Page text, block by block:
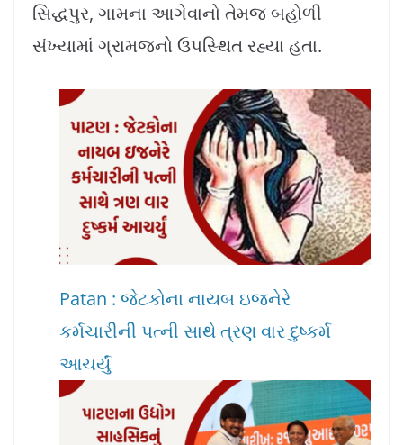
સિદ્ધપુર, ગામના આગેવાનો તેમજ બહોળી
સંખ્યામાં ગ્રામજનો ઉપસ્થિત રહ્યા હતા.
Patan : જેટકોના નાયબ ઇજનેરે
કર્મચારીની પત્ની સાથે ત્રણ વાર દુષ્કર્મ
આચર્યું